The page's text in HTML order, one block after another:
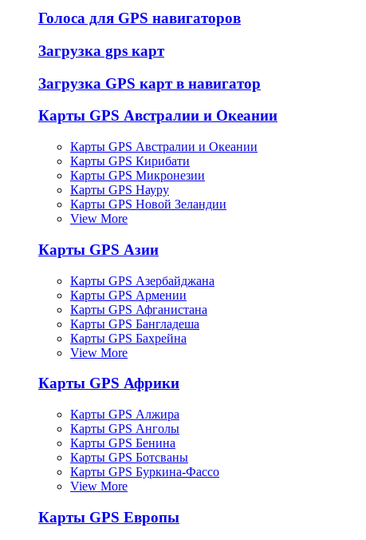
Голоса для GPS навигаторов
Загрузка gps карт
Загрузка GPS карт в навигатор
Карты GPS Австралии и Океании
Карты GPS Австралии и Океании
Карты GPS Кирибати
Карты GPS Микронезии
Карты GPS Науру
Карты GPS Новой Зеландии
View More
Карты GPS Азии
Карты GPS Азербайджана
Карты GPS Армении
Карты GPS Афганистана
Карты GPS Бангладеша
Карты GPS Бахрейна
View More
Карты GPS Африки
Карты GPS Алжира
Карты GPS Анголы
Карты GPS Бенина
Карты GPS Ботсваны
Карты GPS Буркина-Фассо
View More
Карты GPS Европы